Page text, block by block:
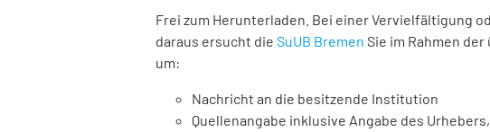
Frei zum Herunterladen. Bei einer Vervielfältigung
daraus ersucht die SuUB Bremen Sie im Rahmen
um:
Nachricht an die besitzende Institution
Quellenangabe inklusive Angabe des